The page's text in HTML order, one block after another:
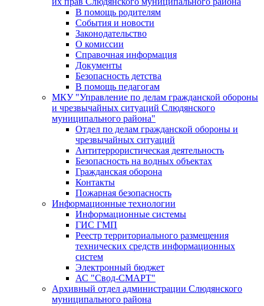
В помощь родителям
События и новости
Законодательство
О комиссии
Справочная информация
Документы
Безопасность детства
В помощь педагогам
МКУ "Управление по делам гражданской обороны
и чрезвычайных ситуаций Слюдянского
муниципального района"
Отдел по делам гражданской обороны и
чрезвычайных ситуаций
Антитеррористическая деятельность
Безопасность на водных объектах
Гражданская оборона
Контакты
Пожарная безопасность
Информационные технологии
Информационные системы
ГИС ГМП
Реестр территориального размещения
технических средств информационных
систем
Электронный бюджет
АС "Свод-СМАРТ"
Архивный отдел администрации Слюдянского
муниципального района